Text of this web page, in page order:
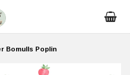
Bomulls Poplin